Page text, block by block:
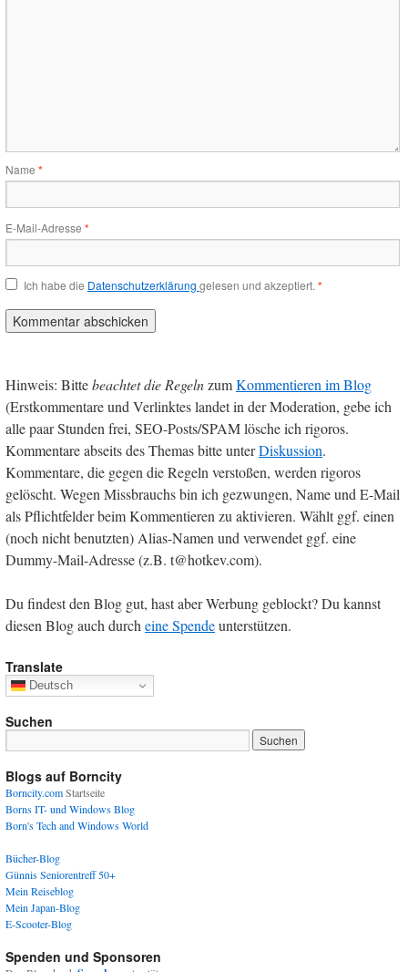
Name *
E-Mail-Adresse *
Ich habe die Datenschutzerklärung gelesen und akzeptiert. *
Hinweis: Bittebeachtet die RegelnzumKommentieren im Blog
(Erstkommentare und Verlinktes landet in der Moderation, gebe ich
alle paar Stunden frei, SEO-Posts/SPAM lösche ich rigoros.
Kommentare abseits des Themas bitte unterDiskussion.
Kommentare, die gegen die Regeln verstoßen, werden rigoros
gelöscht. Wegen Missbrauchs bin ich gezwungen, Name und E-Mail
als Pflichtfelder beim Kommentieren zu aktivieren. Wählt ggf. einen
(noch nicht benutzten) Alias-Namen und verwendet ggf. eine
Dummy-Mail-Adresse (z.B. t@hotkev.com).
Du findest den Blog gut, hast aber Werbung geblockt? Du kannst
diesen Blog auch durcheine Spendeunterstützen.
Translate
Deutsch
Suchen
Blogs auf Borncity
Borncity.comStartseite
Borns IT- und Windows Blog
Born's Tech and Windows World
Bücher-Blog
Günnis Seniorentreff 50+
Mein Reiseblog
Mein Japan-Blog
E-Scooter-Blog
Spenden und Sponsoren